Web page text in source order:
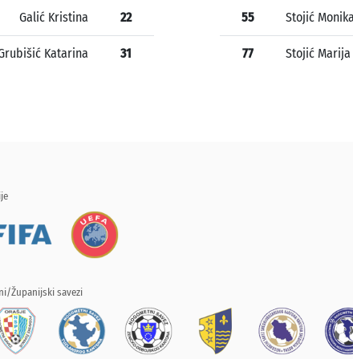
Galić Kristina 22
Katarina 31
55 Stojić
77 Stojić Marija
Županijski savezi